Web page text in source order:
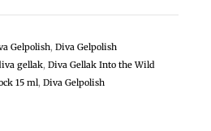
Gelpolish, Diva Gelpolish
gellak, Diva Gellak Into the Wild
15 ml, Diva Gelpolish